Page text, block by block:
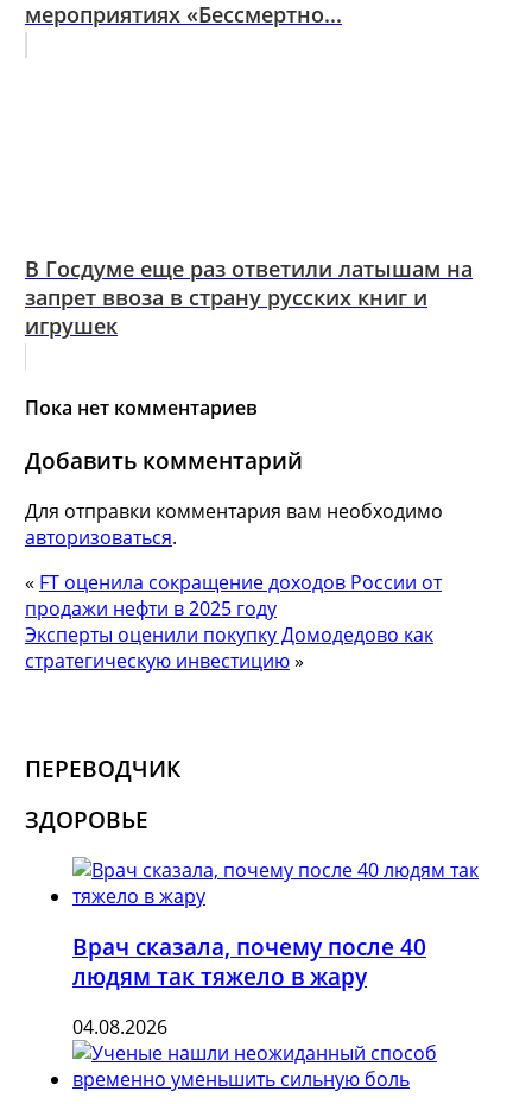
мероприятиях «Бессмертно...
В Госдуме еще раз ответили латышам на
запрет ввоза в страну русских книг и
игрушек
Пока нет комментариев
Добавить комментарий
Для отправки комментария вам необходимо
авторизоваться.
« FT оценила сокращение доходов России от
продажи нефти в 2025 году
Эксперты оценили покупку Домодедово как
стратегическую инвестицию»
ПЕРЕВОДЧИК
ЗДОРОВЬЕ
Врач сказала, почему после 40
людям так тяжело в жару
04.08.2026